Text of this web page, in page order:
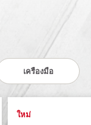
เครื่องมือ
ใหม่